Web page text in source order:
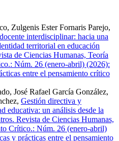
Zulgenis Ester Fornaris Parejo,
interdisciplinar: hacia una
territorial en educación
de Ciencias Humanas, Teoría
Núm. 26 (enero-abril) (2026):
entre el pensamiento crítico
José Rafael García González,
Gestión directiva y
educativa: un análisis desde la
Revista de Ciencias Humanas,
Crítico.: Núm. 26 (enero-abril)
y prácticas entre el pensamiento